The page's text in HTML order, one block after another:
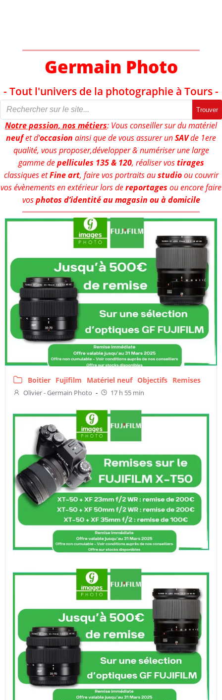
Germain Photo
- Tout l'univers de la photographie à Tours -
Trouver
Notre passion, nos métiers: Vous conseiller sur du matériel
neufet d'occasion ainsi que de vous assurer unSAVde 1ere
qualité, vous proposer,développer & numériser une large
gamme depellicules 135 & 120, réaliser vostirages
classiques etFine art, faire vos portraits austudioou couvrir
vos évènements en extérieur lors dereportages ou encore faire
vosphotos d’identité au magasin ou à domicile
Boitier Fujifilm Matériel neuf Objectifs Remises
Olivier - Germain Photo - 17 h 55 min